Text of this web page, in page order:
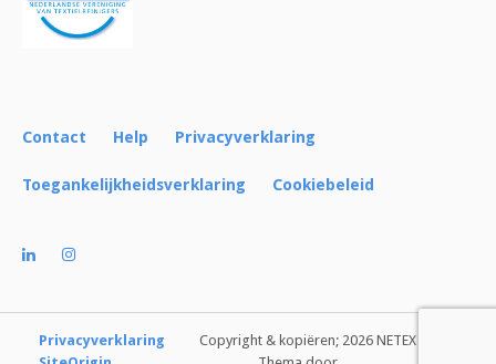
Contact Help Privacyverklaring
Toegankelijkheidsverklaring Cookiebeleid
Copyright & kopiëren; 2026 NETEX
Privacyverklaring